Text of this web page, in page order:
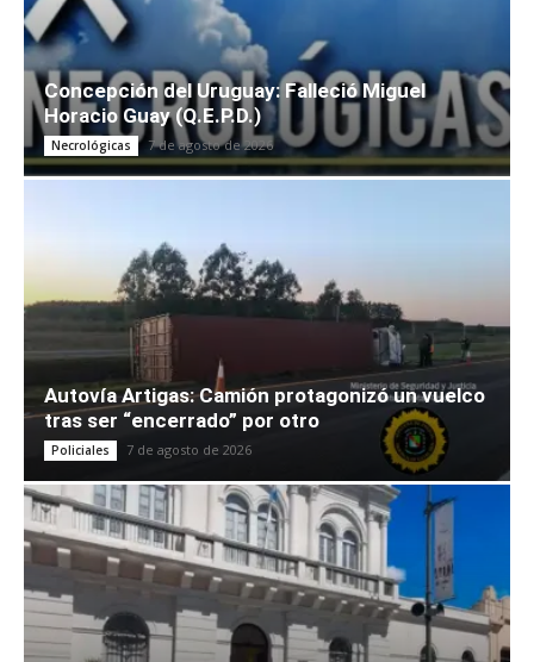
Concepción del Uruguay: Falleció Miguel
Horacio Guay (Q.E.P.D.)
Necrológicas 7 de agosto de 2026
Autovía Artigas: Camión protagonizó un vuelco
tras ser “encerrado” por otro
Policiales 7 de agosto de 2026